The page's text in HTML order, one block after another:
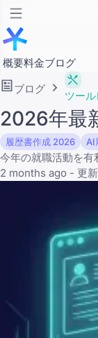
概要料金ブログ
ブログ
ツー
2026年最
履歴書作成 2026 AI
今年の就職活動を
2 months ago - 更